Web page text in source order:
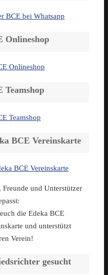
Onlineshop
Teamshop
BCE Vereinskarte
Freunde und Unterstützer
die Edeka BCE
und unterstützt
Verein!
gesucht